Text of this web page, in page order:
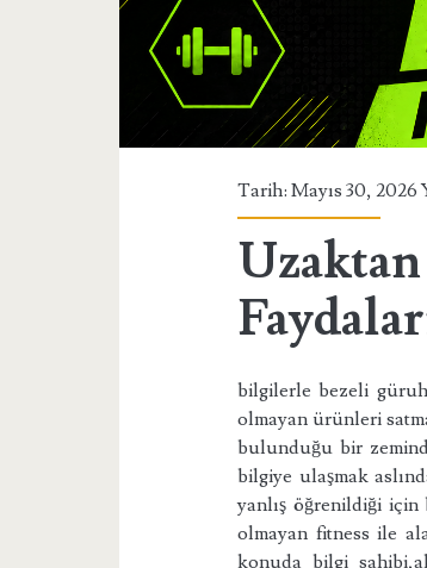
Tarih: Mayıs 30, 2026
bilgilerle bezeli
olmayan ürünleri
bulunduğu bir
bilgiye ulaşmak
yanlış öğrenildiği için
olmayan fitness ile
konuda bilgi